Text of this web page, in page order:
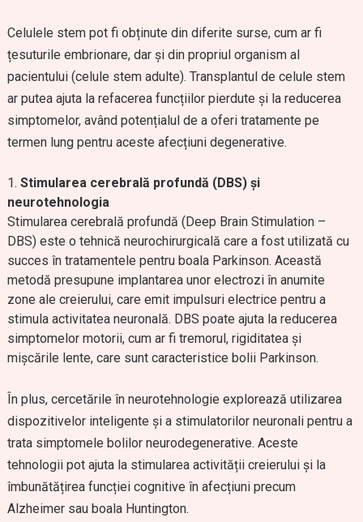
Celulele stem pot fi obținute din diferite surse, cum ar fi
țesuturile embrionare, dar și din propriul organism al
pacientului (celule stem adulte). Transplantul de celule stem
ar putea ajuta la refacerea funcțiilor pierdute și la reducerea
simptomelor, având potențialul de a oferi tratamente pe
termen lung pentru aceste afecțiuni degenerative.
Stimularea cerebrală profundă (DBS) și
neurotehnologia
Stimularea cerebrală profundă (Deep Brain Stimulation –
DBS) este o tehnică neurochirurgicală care a fost utilizată cu
succes în tratamentele pentru boala Parkinson. Această
metodă presupune implantarea unor electrozi în anumite
zone ale creierului, care emit impulsuri electrice pentru a
stimula activitatea neuronală. DBS poate ajuta la reducerea
simptomelor motorii, cum ar fi tremorul, rigiditatea și
mișcările lente, care sunt caracteristice bolii Parkinson.
În plus, cercetările în neurotehnologie explorează utilizarea
dispozitivelor inteligente și a stimulatorilor neuronali pentru a
trata simptomele bolilor neurodegenerative. Aceste
tehnologii pot ajuta la stimularea activității creierului și la
îmbunătățirea funcției cognitive în afecțiuni precum
Alzheimer sau boala Huntington.